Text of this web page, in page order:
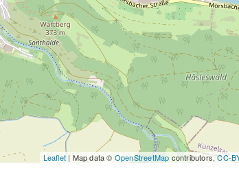
Leaflet| Map data © OpenStreetMap contributors,CC-